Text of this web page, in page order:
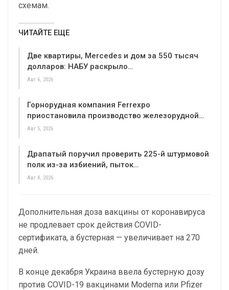
схемам.
ЧИТАЙТЕ ЕЩЕ
Две квартиры, Mercedes и дом за 550 тысяч
долларов: НАБУ раскрыло…
Авг 6, 2026
Горнорудная компания Ferrexpo
приостановила производство железорудной…
Авг 5, 2026
Драпатый поручил проверить 225-й штурмовой
полк из-за избиений, пыток…
Авг 4, 2026
Дополнительная доза вакцины от коронавируса
не продлевает срок действия COVID-
сертификата, а бустерная — увеличивает на 270
дней.
В конце декабря Украина ввела бустерную дозу
против COVID-19 вакцинами Moderna или Pfizer